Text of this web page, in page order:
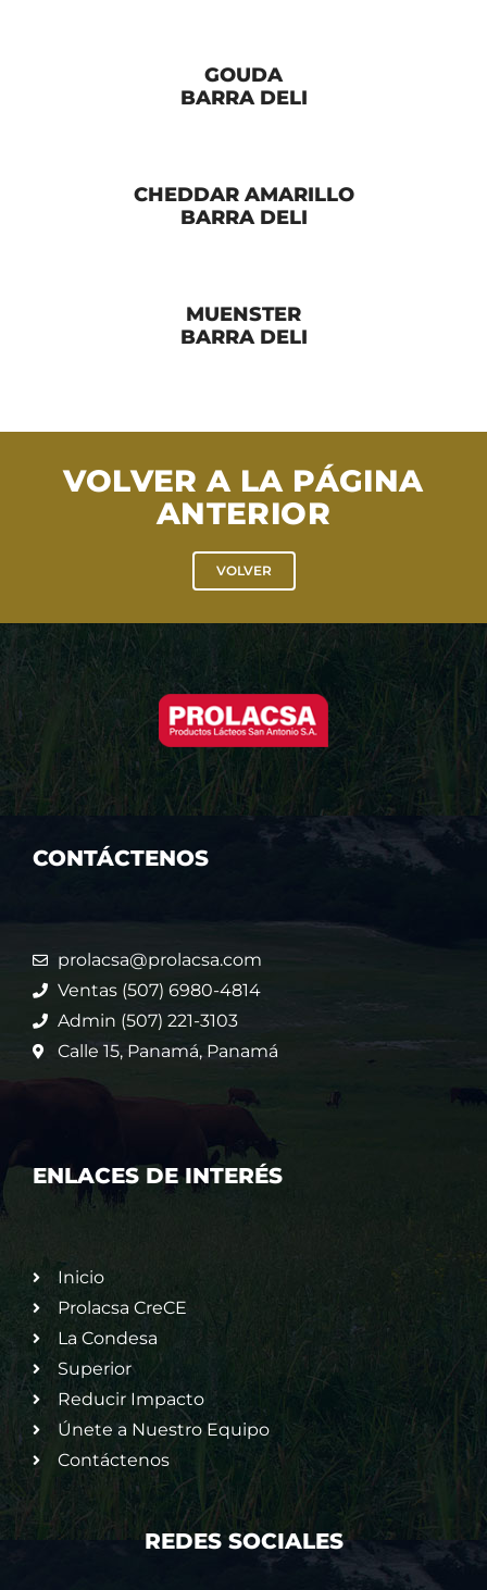
GOUDA
BARRA DELI
CHEDDAR AMARILLO
BARRA DELI
MUENSTER
BARRA DELI
VOLVER A LA PÁGINA
ANTERIOR
VOLVER
CONTÁCTENOS
prolacsa@prolacsa.com
Ventas (507) 6980-4814
Admin (507) 221-3103
Calle 15, Panamá, Panamá
ENLACES DE INTERÉS
Inicio
Prolacsa CreCE
La Condesa
Superior
Reducir Impacto
Únete a Nuestro Equipo
Contáctenos
REDES SOCIALES